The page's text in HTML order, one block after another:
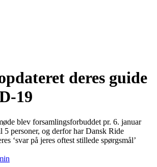
deres guide
19
blev forsamlingsforbuddet pr. 6. januar
5 personer, og derfor har Dansk Ride
‘svar på jeres oftest stillede spørgsmål’